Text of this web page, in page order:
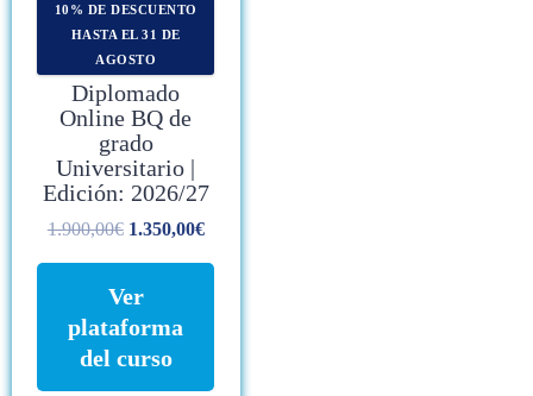
10% DE DESCUENTO
HASTA EL 31 DE
AGOSTO
Diplomado
Online BQ de
grado
Universitario |
Edición: 2026/27
1.900,00€ 1.350,00€
Ver
plataforma
del curso